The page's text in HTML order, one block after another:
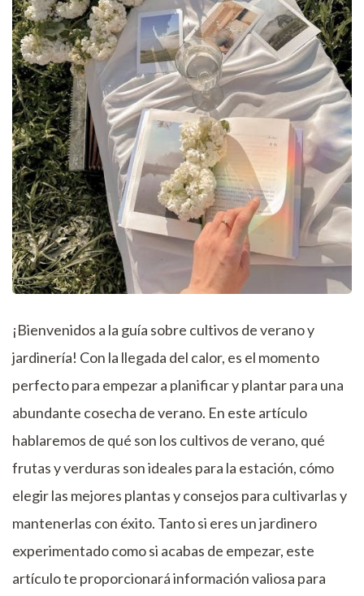
¡Bienvenidos a la guía sobre cultivos de verano y
jardinería! Con la llegada del calor, es el momento
perfecto para empezar a planificar y plantar para una
abundante cosecha de verano. En este artículo
hablaremos de qué son los cultivos de verano, qué
frutas y verduras son ideales para la estación, cómo
elegir las mejores plantas y consejos para cultivarlas y
mantenerlas con éxito. Tanto si eres un jardinero
experimentado como si acabas de empezar, este
artículo te proporcionará información valiosa para